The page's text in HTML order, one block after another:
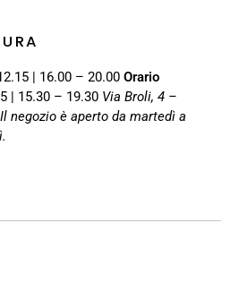
| 16.00 – 20.00 Orario
| 15.30 – 19.30 Via Broli, 4 –
Il negozio è aperto da martedì a